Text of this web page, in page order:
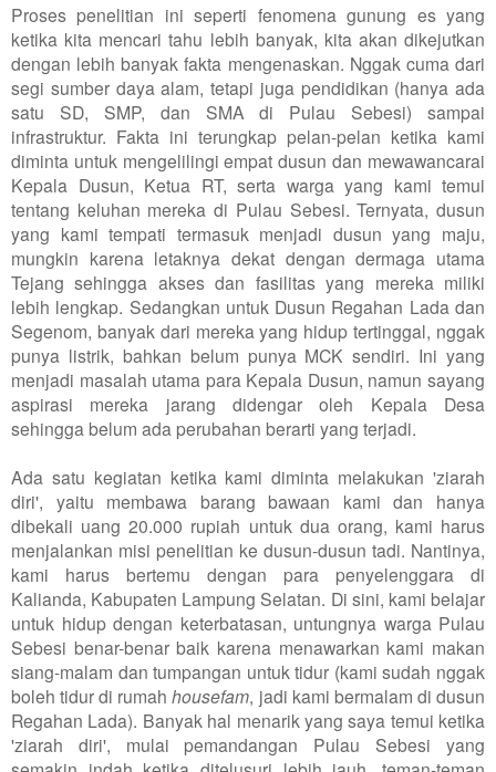
Proses penelitian ini seperti fenomena gunung es yang
ketika kita mencari tahu lebih banyak, kita akan dikejutkan
dengan lebih banyak fakta mengenaskan. Nggak cuma dari
segi sumber daya alam, tetapi juga pendidikan (hanya ada
satu SD, SMP, dan SMA di Pulau Sebesi) sampai
infrastruktur. Fakta ini terungkap pelan-pelan ketika kami
diminta untuk mengelilingi empat dusun dan mewawancarai
Kepala Dusun, Ketua RT, serta warga yang kami temui
tentang keluhan mereka di Pulau Sebesi. Ternyata, dusun
yang kami tempati termasuk menjadi dusun yang maju,
mungkin karena letaknya dekat dengan dermaga utama
Tejang sehingga akses dan fasilitas yang mereka miliki
lebih lengkap. Sedangkan untuk Dusun Regahan Lada dan
Segenom, banyak dari mereka yang hidup tertinggal, nggak
punya listrik, bahkan belum punya MCK sendiri. Ini yang
menjadi masalah utama para Kepala Dusun, namun sayang
aspirasi mereka jarang didengar oleh Kepala Desa
sehingga belum ada perubahan berarti yang terjadi.
Ada satu kegiatan ketika kami diminta melakukan 'ziarah
diri', yaitu membawa barang bawaan kami dan hanya
dibekali uang 20.000 rupiah untuk dua orang, kami harus
menjalankan misi penelitian ke dusun-dusun tadi. Nantinya,
kami harus bertemu dengan para penyelenggara di
Kalianda, Kabupaten Lampung Selatan. Di sini, kami belajar
untuk hidup dengan keterbatasan, untungnya warga Pulau
Sebesi benar-benar baik karena menawarkan kami makan
siang-malam dan tumpangan untuk tidur (kami sudah nggak
boleh tidur di rumahhousefam, jadi kami bermalam di dusun
Regahan Lada). Banyak hal menarik yang saya temui ketika
'ziarah diri', mulai pemandangan Pulau Sebesi yang